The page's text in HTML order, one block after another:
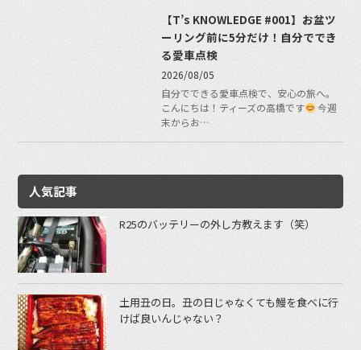
【T’s KNOWLEDGE #001】お盆ツ
ーリング前に5分だけ！自分ででき
る愛車点検
2026/08/05
自分でできる愛車点検で、安心の旅へ。
こんにちは！ティーズの高橋です
今週
末からお…
人気記事
R25のバッテリーの外し方教えます（笑）
土用丑の日。丑の日じゃなくても鰻を食べに行
けば良いんじゃない？